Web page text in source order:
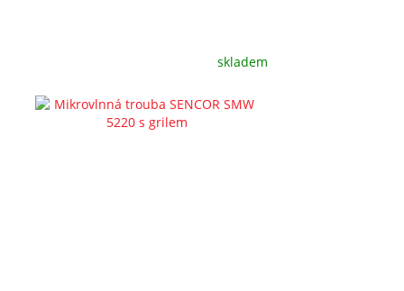
skladem